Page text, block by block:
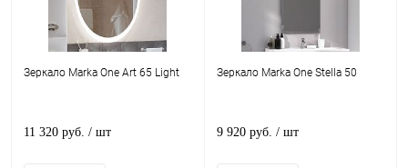
Зеркало Marka One Art 65 Light
11 320 руб. / шт
Зеркало Marka One Stella 50
9 920 руб. / шт